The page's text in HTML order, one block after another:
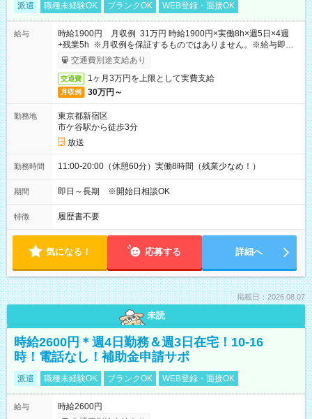
派遣 職種未経験OK ブランクOK WEB登録・面接OK
給与
時給1900円 月収例 31万円 時給1900円×実働8h×週5日×4週
+残業5h ※月収例を保証するものではありません。※給与即受
取りサービス利用可（利用条件有）
交通費別途支給あり
交通費 1ヶ月3万円を上限として実費支給
月収例 30万円～
勤務地
東京都新宿区
市ケ谷駅から徒歩3分
放送
勤務時間 11:00-20:00（休憩60分）実働8時間（残業少なめ！）
期間 即日～長期 ※開始日相談OK
特徴 履歴書不要
気になる！ 応募する 詳細へ
掲載日：2026.08.07
未読
時給2600円＊週4日勤務＆週3日在宅！10-16
時！電話なし！補助金申請サポ
派遣 職種未経験OK ブランクOK WEB登録・面接OK
給与
時給2600円